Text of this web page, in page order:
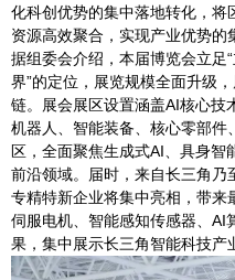
化科创优势的集中落地转化，
资源高效聚合，实现产业优势的
据组委会介绍，本届博览会立足
界”的定位，展览规模全面升级
链。展会展区设置涵盖AI核心技
机器人、智能装备、核心零部件
区，全面聚焦生成式AI、具身
前沿领域。届时，来自长三角乃
专精特新企业将集中亮相，带
伺服电机、智能感知传感器、AI
果，集中展示长三角智能科技产